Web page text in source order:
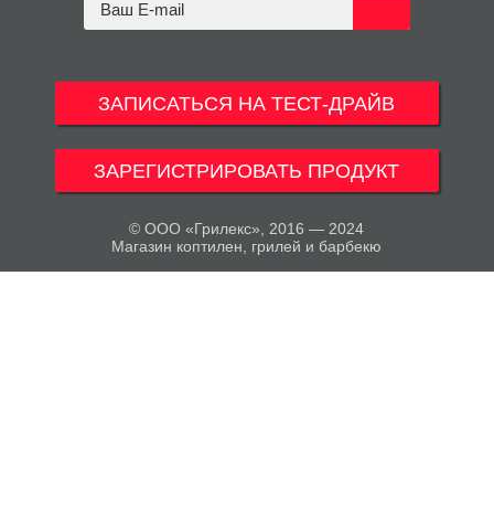
ЗАПИСАТЬСЯ НА ТЕСТ-ДРАЙВ
ЗАРЕГИСТРИРОВАТЬ ПРОДУКТ
© ООО «Грилекс», 2016 — 2024
Магазин коптилен, грилей и барбекю